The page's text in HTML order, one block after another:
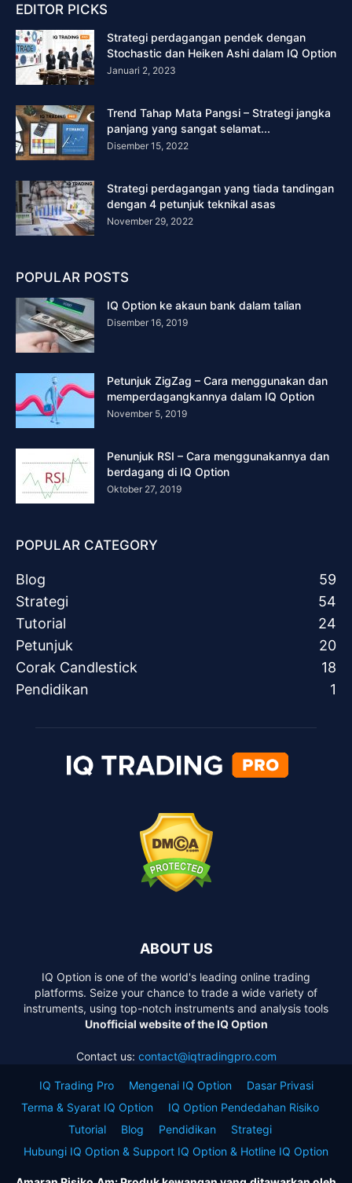
EDITOR PICKS
Strategi perdagangan pendek dengan
Stochastic dan Heiken Ashi dalam IQ Option
Januari 2, 2023
Trend Tahap Mata Pangsi – Strategi jangka
panjang yang sangat selamat...
Disember 15, 2022
Strategi perdagangan yang tiada tandingan
dengan 4 petunjuk teknikal asas
November 29, 2022
POPULAR POSTS
IQ Option ke akaun bank dalam talian
Disember 16, 2019
Petunjuk ZigZag – Cara menggunakan dan
memperdagangkannya dalam IQ Option
November 5, 2019
Penunjuk RSI – Cara menggunakannya dan
berdagang di IQ Option
Oktober 27, 2019
POPULAR CATEGORY
Blog
59
Strategi
54
Tutorial
24
Petunjuk
20
Corak Candlestick
18
Pendidikan
1
ABOUT US
IQ Option is one of the world's leading online trading
platforms. Seize your chance to trade a wide variety of
instruments, using top-notch instruments and analysis tools
Unofficial website of the IQ Option
Contact us: contact@iqtradingpro.com
IQ Trading Pro Mengenai IQ Option
Dasar Privasi
Terma & Syarat IQ Option
IQ Option Pendedahan Risiko
Tutorial
Blog Pendidikan
Strategi
Hubungi IQ Option & Support IQ Option & Hotline IQ Option